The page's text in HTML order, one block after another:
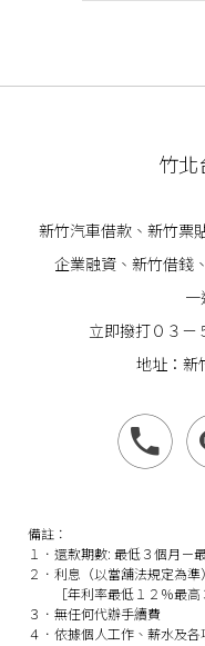
竹北
新竹汽車借款 、 新竹票
企業融資 、 新竹借錢
立即撥打０３－
地址：新
備註：
１．還款期數: 最低３個月－
２．利息（以當舖法規定為
［年利率最低１２％最高
３．無任何代辦手續費
４．依據個人工作、薪水及